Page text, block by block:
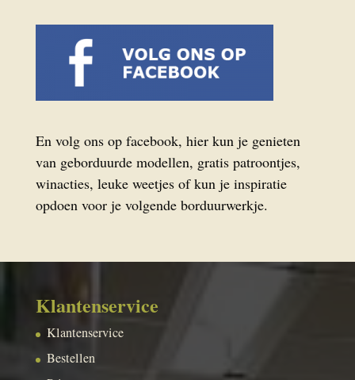
En volg ons op facebook, hier kun je genieten
van geborduurde modellen, gratis patroontjes,
winacties, leuke weetjes of kun je inspiratie
opdoen voor je volgende borduurwerkje.
Klantenservice
Klantenservice
Bestellen